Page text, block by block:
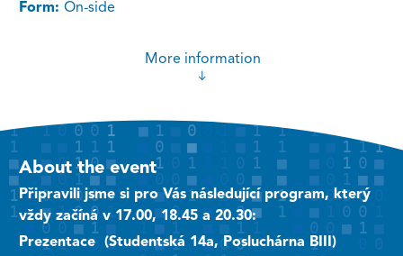
Form: On-side
More information
About the event
Připravili jsme si pro Vás následující program, který
vždy začíná v 17.00, 18.45 a 20.30:
Prezentace (Studentská 14a, Posluchárna BIII)